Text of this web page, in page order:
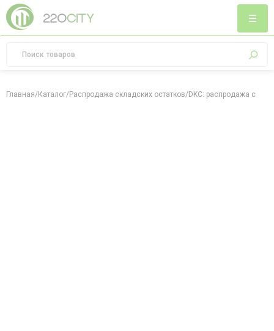
Главная/Каталог/Распродажа складских остатков/DKC: распродажа